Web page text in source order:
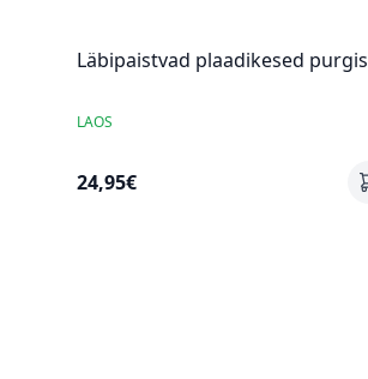
Läbipaistvad plaadikesed purgis
LAOS
24,95€